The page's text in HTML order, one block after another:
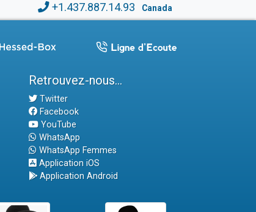
+1.437.887.14.93 Canada
Retrouvez-nous...
Twitter
Facebook
YouTube
WhatsApp
WhatsApp Femmes
Application iOS
Application Android